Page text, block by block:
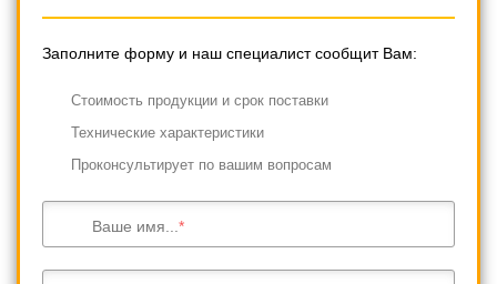
Заполните форму и наш специалист сообщит Вам:
Cтоимость продукции и срок поставки
Технические характеристики
Проконсультирует по вашим вопросам
Ваше имя...